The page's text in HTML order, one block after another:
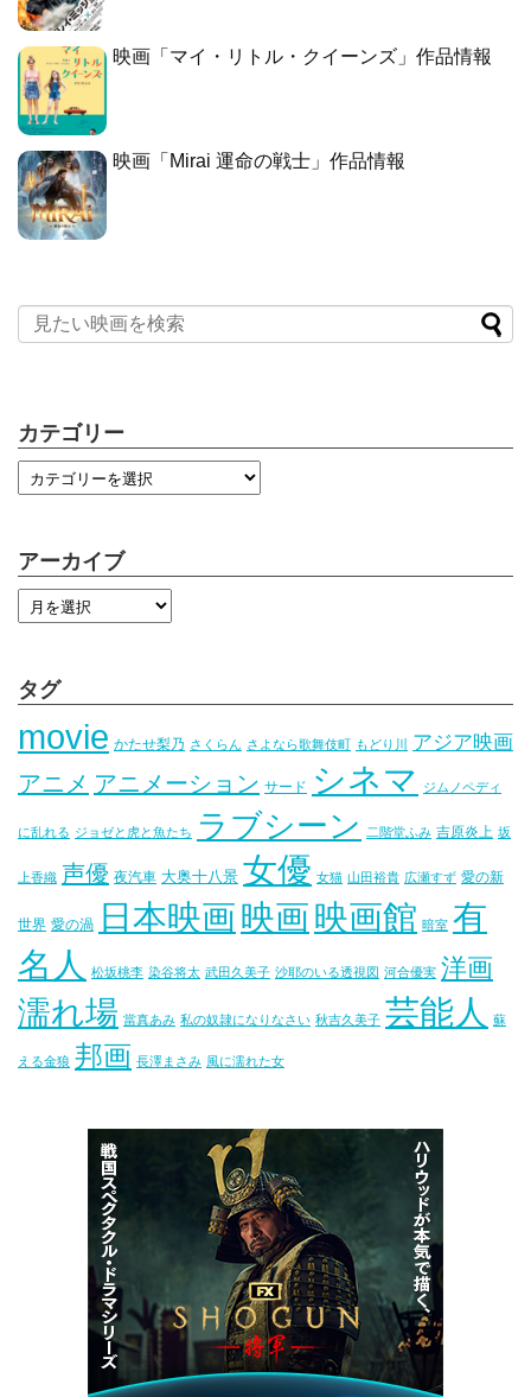
映画「マイ・リトル・クイーンズ」作品情報
映画「Mirai 運命の戦士」作品情報
カテゴリー
アーカイブ
タグ
movie かたせ梨乃 さくらん さよなら歌舞伎町 もどり川 アジア映画
アニメ アニメーション サード シネマ ジムノペディ
に乱れる ジョゼと虎と魚たち ラブシーン 二階堂ふみ 吉原炎上 坂
上香織 声優 夜汽車 大奥十八景 女優 女猫 山田裕貴 広瀬すず 愛の新
世界 愛の渦 日本映画映画映画館 暗室 有
名人
松坂桃李 染谷将太 武田久美子 沙耶のいる透視図 河合優実 洋画
濡れ場 當真あみ 私の奴隷になりなさい 秋吉久美子 芸能人 蘇
える金狼 邦画 長澤まさみ 風に濡れた女